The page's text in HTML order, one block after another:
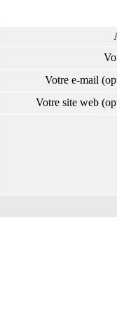
Votre e-mail
Votre site web